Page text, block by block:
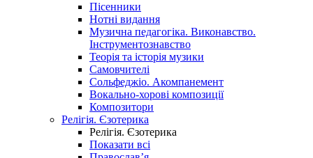
Пісенники
Нотні видання
Музична педагогіка. Виконавство.
Інструментознавство
Теорія та історія музики
Самовчителі
Сольфеджіо. Акомпанемент
Вокально-хорові композиції
Композитори
Релігія. Єзотерика
Релігія. Єзотерика
Показати всі